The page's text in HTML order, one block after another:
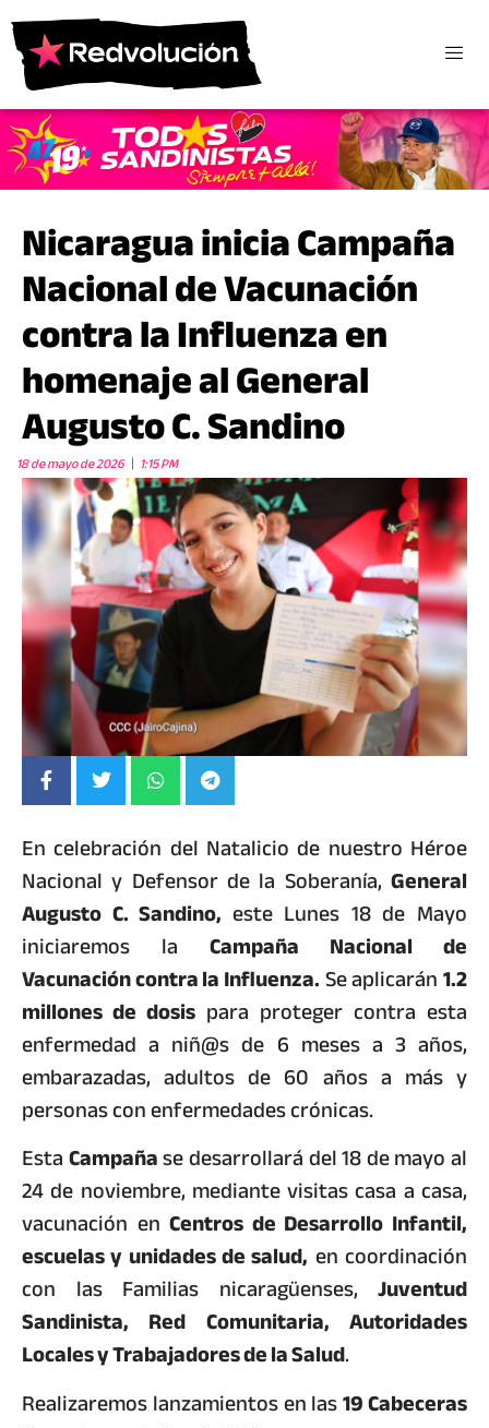
Nicaragua inicia Campaña
Nacional de Vacunación
contra la Influenza en
homenaje al General
Augusto C. Sandino
18 de mayo de 2026 1:15 PM
En celebración del Natalicio de nuestro Héroe
Nacional y Defensor de la Soberanía, General
Augusto C. Sandino, este Lunes 18 de Mayo
iniciaremos la Campaña Nacional de
Vacunación contra la Influenza.Se aplicarán1.2
millones de dosis para proteger contra esta
enfermedad a niñ@s de 6 meses a 3 años,
embarazadas, adultos de 60 años a más y
personas con enfermedades crónicas.
EstaCampañase desarrollará del 18 de mayo al
24 de noviembre, mediante visitas casa a casa,
vacunación enCentros de Desarrollo Infantil,
escuelas y unidades de salud, en coordinación
con las Familias nicaragüenses, Juventud
Sandinista, Red Comunitaria, Autoridades
Locales y Trabajadores de la Salud.
Realizaremos lanzamientos en las19 Cabeceras